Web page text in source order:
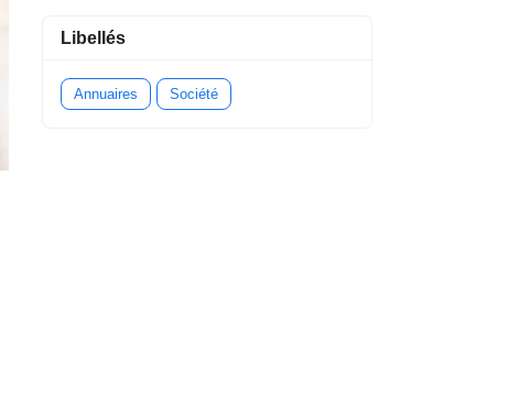
Libellés
Annuaires Société